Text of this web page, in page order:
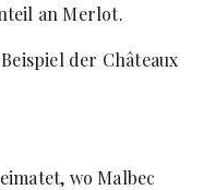
an Merlot.
der Châteaux
wo Malbec